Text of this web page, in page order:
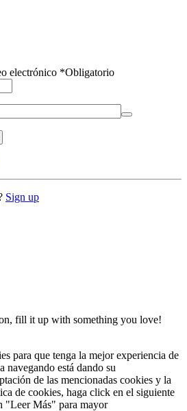
electrónico *Obligatorio
Sign up
fill it up with something you love!
para que tenga la mejor experiencia de
navegando está dando su
de las mencionadas cookies y la
de cookies, haga click en el siguiente
"Leer Más" para mayor